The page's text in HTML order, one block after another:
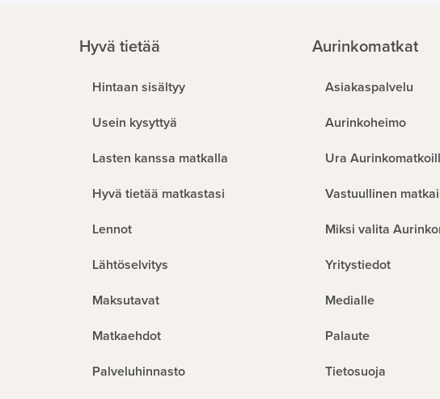
Hyvä tietää
Hintaan sisältyy
Usein kysyttyä
Lasten kanssa matkalla
Hyvä tietää matkastasi
Lennot
Lähtöselvitys
Maksutavat
Matkaehdot
Palveluhinnasto
Aurinkomatkat
Asiakaspalvelu
Aurinkoheimo
Ura
Vastuullinen
Miksi valita
Yritystiedot
Medialle
Palaute
Tietosuoja